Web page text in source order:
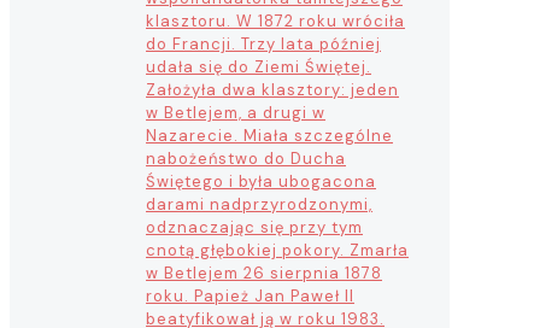
klasztoru. W 1872 roku wróciła
do Francji. Trzy lata później
udała się do Ziemi Świętej.
Założyła dwa klasztory: jeden
w Betlejem, a drugi w
Nazarecie. Miała szczególne
nabożeństwo do Ducha
Świętego i była ubogacona
darami nadprzyrodzonymi,
odznaczając się przy tym
cnotą głębokiej pokory. Zmarła
w Betlejem 26 sierpnia 1878
roku. Papież Jan Paweł II
beatyfikował ją w roku 1983.